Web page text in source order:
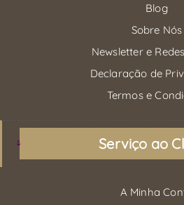
Blog
Sobre Nós
Newsletter e
Declaração de
Termos e
Serviço ao
A Minha